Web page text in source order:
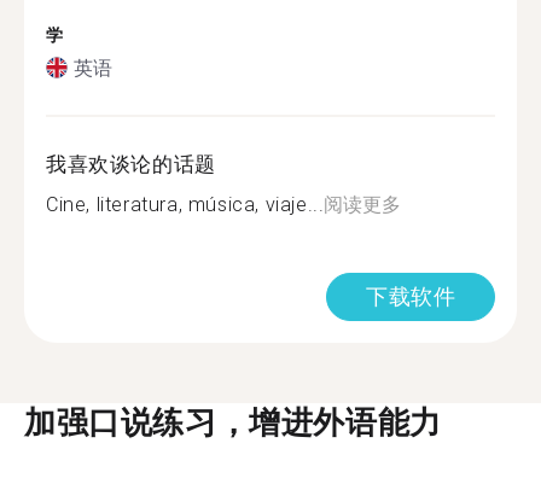
学
英语
我喜欢谈论的话题
Cine, literatura, música, viaje... 阅读更多
下载软件
加强口说练习，增进外语能力